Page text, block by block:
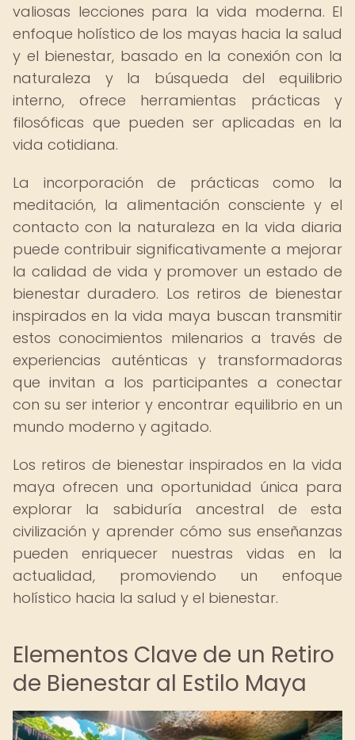
valiosas lecciones para la vida moderna. El
enfoque holístico de los mayas hacia la salud
y el bienestar, basado en la conexión con la
naturaleza y la búsqueda del equilibrio
interno, ofrece herramientas prácticas y
filosóficas que pueden ser aplicadas en la
vida cotidiana.
La incorporación de prácticas como la
meditación, la alimentación consciente y el
contacto con la naturaleza en la vida diaria
puede contribuir significativamente a mejorar
la calidad de vida y promover un estado de
bienestar duradero. Los retiros de bienestar
inspirados en la vida maya buscan transmitir
estos conocimientos milenarios a través de
experiencias auténticas y transformadoras
que invitan a los participantes a conectar
con su ser interior y encontrar equilibrio en un
mundo moderno y agitado.
Los retiros de bienestar inspirados en la vida
maya ofrecen una oportunidad única para
explorar la sabiduría ancestral de esta
civilización y aprender cómo sus enseñanzas
pueden enriquecer nuestras vidas en la
actualidad, promoviendo un enfoque
holístico hacia la salud y el bienestar.
Elementos Clave de un Retiro
de Bienestar al Estilo Maya